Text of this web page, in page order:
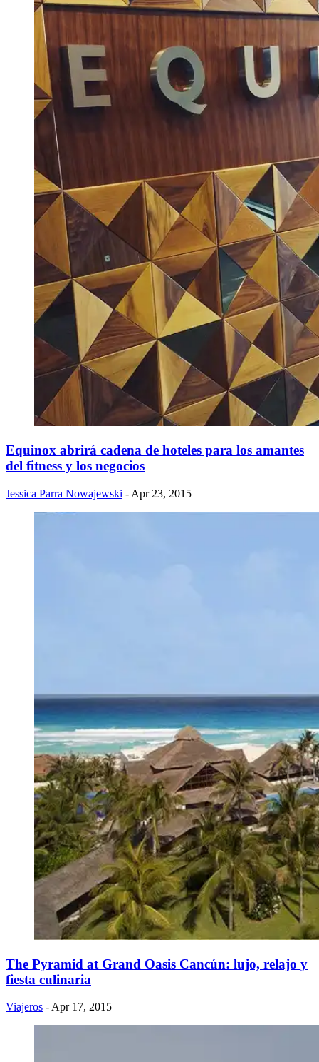
Equinox abrirá cadena de hoteles para los amantes
del fitness y los negocios
Jessica Parra Nowajewski - Apr 23, 2015
The Pyramid at Grand Oasis Cancún: lujo, relajo y
fiesta culinaria
Viajeros - Apr 17, 2015